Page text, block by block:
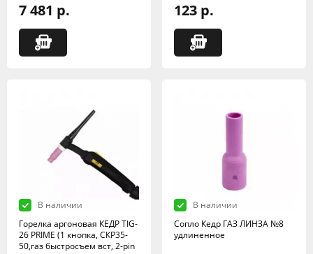
7 481 р. 123 р.
В наличии
Горелка аргоновая КЕДР TIG-
26 PRIME (1 кнопка, СКР35-
50,газ быстросъем вст, 2-pin
В наличии
Сопло Кедр ГАЗ ЛИНЗА №8
удлиненное